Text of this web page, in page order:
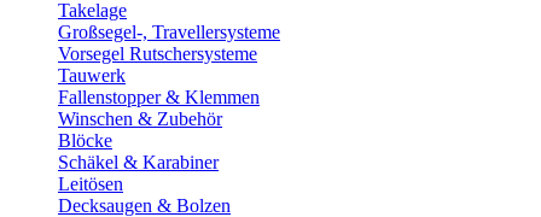
Takelage
Großsegel-, Travellersysteme
Vorsegel Rutschersysteme
Tauwerk
Fallenstopper & Klemmen
Winschen & Zubehör
Blöcke
Schäkel & Karabiner
Leitösen
Decksaugen & Bolzen